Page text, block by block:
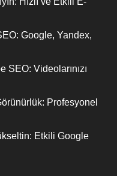
Google, Yandex,
Videolarınızı
Profesyonel
Etkili Google